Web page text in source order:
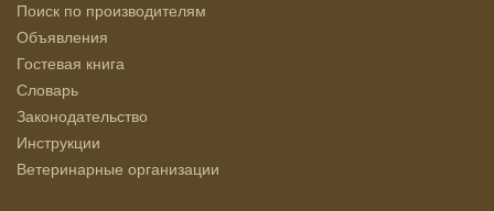
Поиск по производителям
Объявления
Гостевая книга
Словарь
Законодательство
Инструкции
Ветеринарные организации